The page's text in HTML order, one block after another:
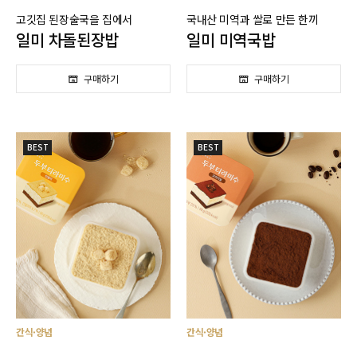
고깃집 된장술국을 집에서
일미 차돌된장밥
국내산 미역과 쌀로 만든 한끼
일미 미역국밥
BEST
간식·양념
BEST
간식·양념